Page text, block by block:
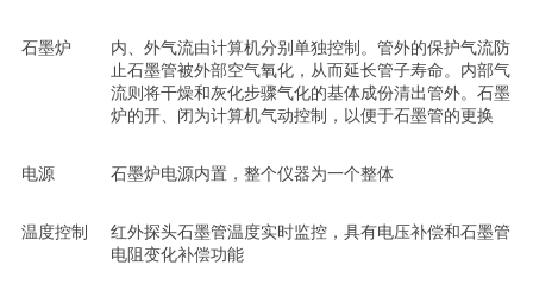
石墨炉
内、外气流由计算机分别单独控制。管外的保护气流防
止石墨管被外部空气氧化，从而延长管子寿命。内部气
流则将干燥和灰化步骤气化的基体成份清出管外。石墨
炉的开、闭为计算机气动控制，以便于石墨管的更换
电源 石墨炉电源内置，整个仪器为一个整体
温度控制
红外探头石墨管温度实时监控，具有电压补偿和石墨管
电阻变化补偿功能